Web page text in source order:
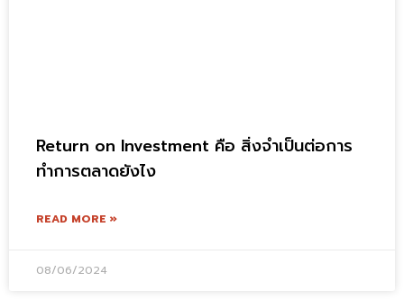
Return on Investment คือ สิ่งจำเป็นต่อการ
ทำการตลาดยังไง
READ MORE »
08/06/2024